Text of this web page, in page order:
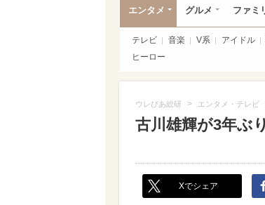
エンタメ グルメ ファミ
テレビ 音楽 V系 アイドル
ヒーロー
ウレぴあ総研 > エンタメ・テレビ
古川雄輝が3年ぶ
Xでシェア